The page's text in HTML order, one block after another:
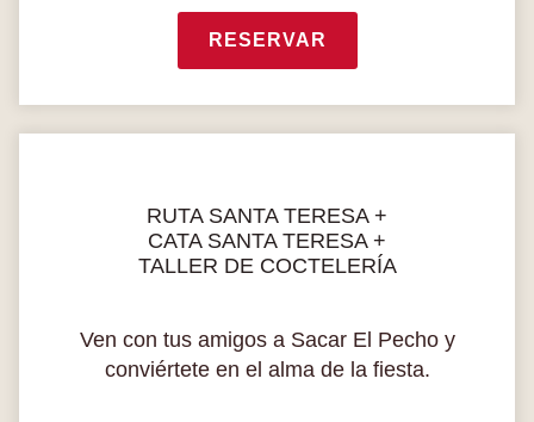
RESERVAR
RUTA SANTA TERESA +
CATA SANTA TERESA +
TALLER DE COCTELERÍA
Ven con tus amigos a Sacar El Pecho y
conviértete en el alma de la fiesta.